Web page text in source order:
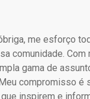
me esforço
comunidade. Com
gama de
compromisso é
inspirem e